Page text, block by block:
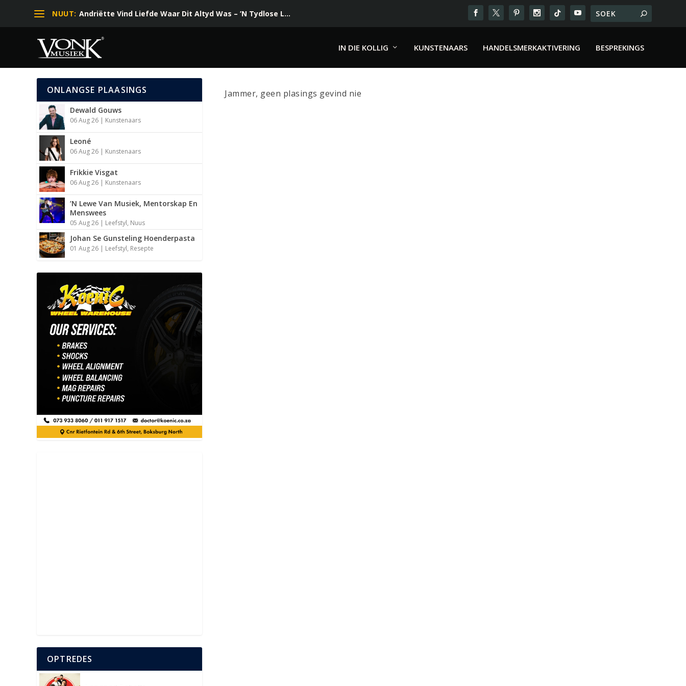
NUUT: Andriëtte Vind Liefde Waar Dit Altyd Was – ’N Tydlose L...
IN DIE KOLLIG KUNSTENAARS HANDELSMERKAKTIVERING BESPREKINGS
Jammer, geen plasings gevind nie
ONLANGSE PLAASINGS
Dewald Gouws
06 Aug 26 | Kunstenaars
Leoné
06 Aug 26 | Kunstenaars
Frikkie Visgat
06 Aug 26 | Kunstenaars
’N Lewe Van Musiek, Mentorskap En
Menswees
05 Aug 26 | Leefstyl, Nuus
Johan Se Gunsteling Hoenderpasta
01 Aug 26 | Leefstyl, Resepte
OPTREDES